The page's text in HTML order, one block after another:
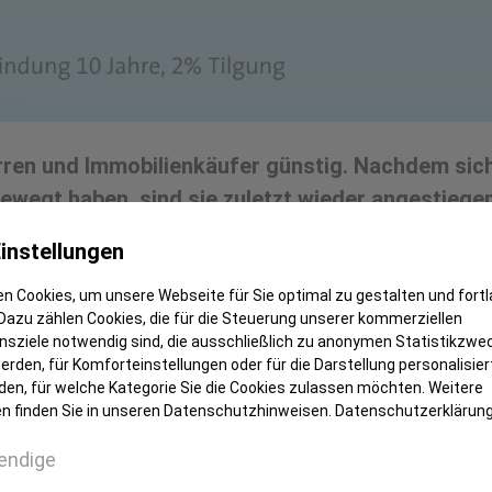
und Immobilienkäufer günstig. Nachdem
haben, sind sie zuletzt wieder
möchte, sollte sich die derzeit noch
Zinsen für Immobiliendarlehen mit
auf 1,50 Prozent jährlich.
auf einem sicheren Fundament steht, ist
ist eine gute Beratung, deren Ergebnis ein
Bausparvertrag und klassischem
der Sparkasse Witten und Spezialist für
Cookies, um unsere Webseite für Sie optimal zu gestalten und
zählen Cookies, die für die Steuerung unserer kommerziellen
notwendig sind, die ausschließlich zu anonymen
für Komforteinstellungen oder für die Darstellung
für welche Kategorie Sie die Cookies zulassen möchten. Weitere
finden Sie in unseren Datenschutzhinweisen. Datenschutzerklärung